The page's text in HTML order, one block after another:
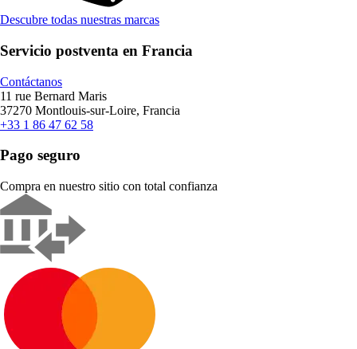
Descubre todas nuestras marcas
Servicio postventa en Francia
Contáctanos
11 rue Bernard Maris
37270 Montlouis-sur-Loire, Francia
+33 1 86 47 62 58
Pago seguro
Compra en nuestro sitio con total confianza